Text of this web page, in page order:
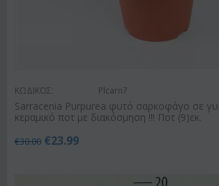
ΚΩΔΙΚΟΣ: Plcarn7
Sarracenia Purpurea φυτό σαρκοφάγο σε
κεραμικό ποτ με διακόσμηση !!! Ποτ (9)εκ.
€30.00 €23.99